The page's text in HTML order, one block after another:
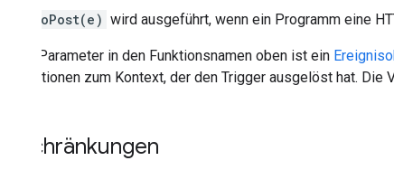
doPost(e) wird ausgeführt, wenn ein Programm eine
Parameter in den Funktionsnamen oben ist ein
Informationen zum Kontext, der den Trigger ausgelöst hat. Die
Einschränkungen